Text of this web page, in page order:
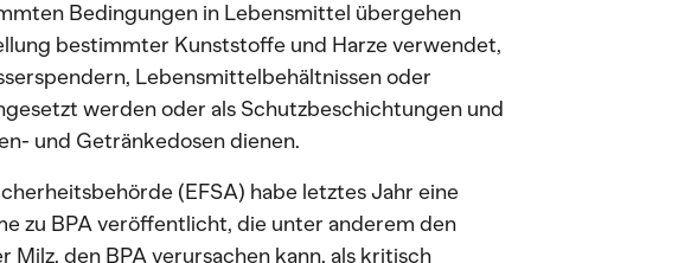
Bedingungen in Lebensmittel übergehen
bestimmter Kunststoffe und Harze verwendet,
Lebensmittelbehältnissen oder
werden oder als Schutzbeschichtungen und
und Getränkedosen dienen.
(EFSA) habe letztes Jahr eine
zu BPA veröffentlicht, die unter anderem den
Milz, den BPA verursachen kann, als kritisch